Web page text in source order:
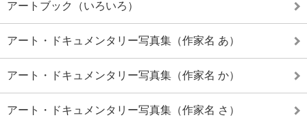
アートブック（いろいろ）
アート・ドキュメンタリー写真集（作家名 あ）
アート・ドキュメンタリー写真集（作家名 か）
アート・ドキュメンタリー写真集（作家名 さ）